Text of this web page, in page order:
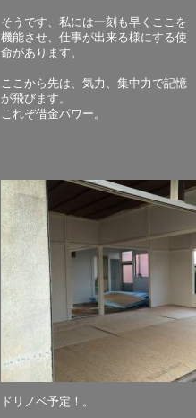
そうです、私には一刻も早くここを
機能させ、仕事が出来る様にする使
命があります。
ここから先は、気力、集中力で記憶
が飛びます。
これぞ借金パワー。
ドリノベ予定！。